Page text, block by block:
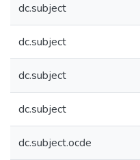
dc.subject
dc.subject
dc.subject
dc.subject
dc.subject.ocde